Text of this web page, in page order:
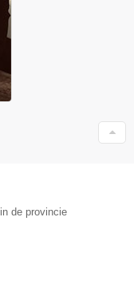
de provincie